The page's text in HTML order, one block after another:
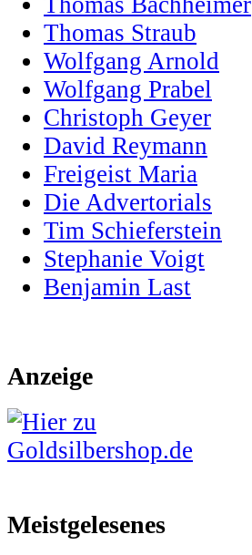
Thomas Straub
Wolfgang Arnold
Wolfgang Prabel
Christoph Geyer
David Reymann
Freigeist Maria
Die Advertorials
Tim Schieferstein
Stephanie Voigt
Benjamin Last
Anzeige
Meistgelesenes